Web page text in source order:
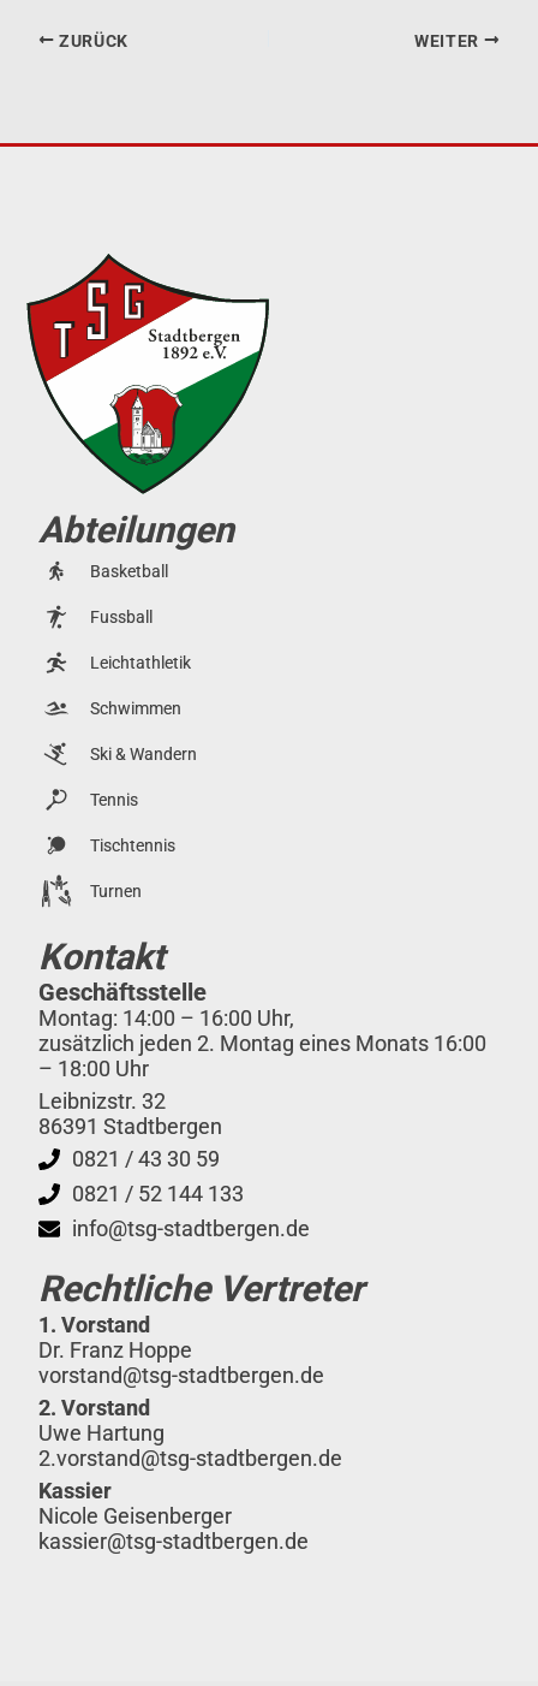
ZURÜCK WEITER
Abteilungen
Basketball
Fussball
Leichtathletik
Schwimmen
Ski & Wandern
Tennis
Tischtennis
Turnen
Kontakt
Geschäftsstelle
Montag: 14:00 – 16:00 Uhr,
zusätzlich jeden 2. Montag eines Monats 16:00
– 18:00 Uhr
Leibnizstr. 32
86391 Stadtbergen
0821 / 43 30 59
0821 / 52 144 133
info@tsg-stadtbergen.de
Rechtliche Vertreter
1. Vorstand
Dr. Franz Hoppe
vorstand@tsg-stadtbergen.de
2. Vorstand
Uwe Hartung
2.vorstand@tsg-stadtbergen.de
Kassier
Nicole Geisenberger
kassier@tsg-stadtbergen.de